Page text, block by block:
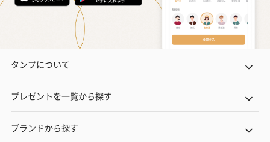
タンプについて
プレゼントを一覧から探す
ブランドから探す